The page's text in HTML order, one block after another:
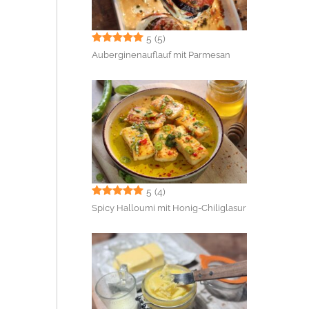
5 (5)
Auberginenauflauf mit Parmesan
5 (4)
Spicy Halloumi mit Honig-Chiliglasur